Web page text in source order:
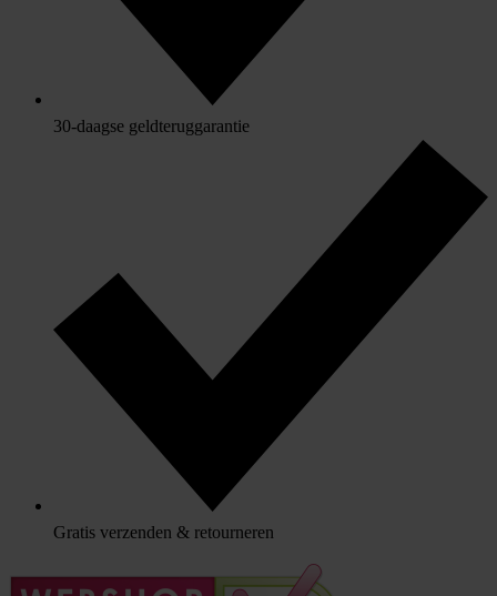
30-daagse geldteruggarantie
Gratis verzenden & retourneren